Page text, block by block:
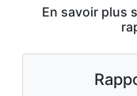
En savoir plus